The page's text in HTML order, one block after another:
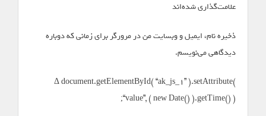
علامت‌گذاری شده‌اند *
ذخیره نام، ایمیل و وبسایت من در مرورگر برای زمانی که دوباره
دیدگاهی می‌نویسم.
Δ document.getElementById( “ak_js_1” ).setAttribute(
“value”, ( new Date() ).getTime() );